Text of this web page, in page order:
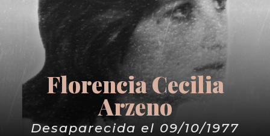
Florencia Cecilia
Arzeno
Desaparecida el 09/10/1977